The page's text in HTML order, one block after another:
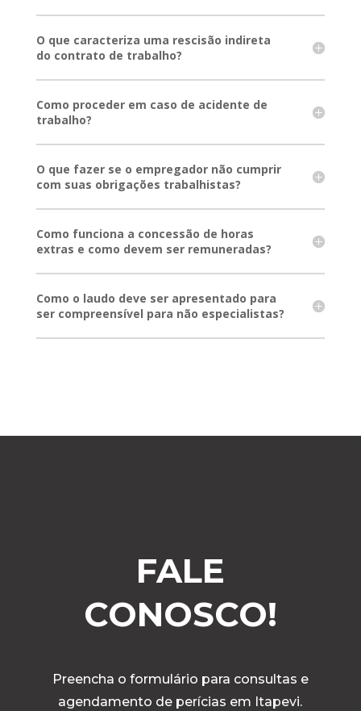
O que caracteriza uma rescisão indireta
do contrato de trabalho?
Como proceder em caso de acidente de
trabalho?
O que fazer se o empregador não cumprir
com suas obrigações trabalhistas?
Como funciona a concessão de horas
extras e como devem ser remuneradas?
Como o laudo deve ser apresentado para
ser compreensível para não especialistas?
FALE
CONOSCO!
Preencha o formulário para consultas e
agendamento de perícias em Itapevi.